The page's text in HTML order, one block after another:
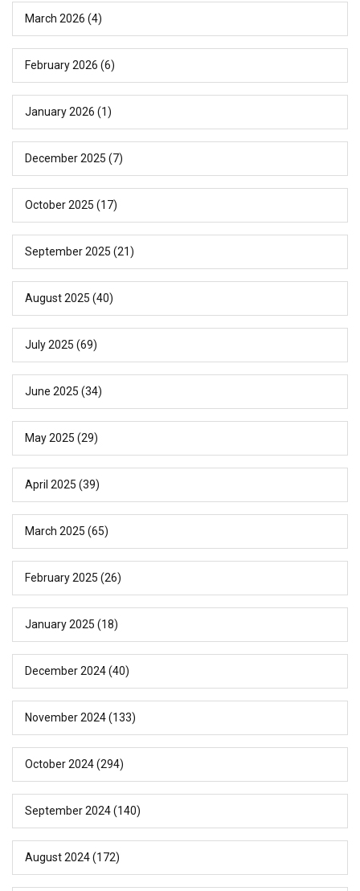
March 2026 (4)
February 2026 (6)
January 2026 (1)
December 2025 (7)
October 2025 (17)
September 2025 (21)
August 2025 (40)
July 2025 (69)
June 2025 (34)
May 2025 (29)
April 2025 (39)
March 2025 (65)
February 2025 (26)
January 2025 (18)
December 2024(40)
November 2024(133)
October 2024(294)
September 2024(140)
August 2024(172)